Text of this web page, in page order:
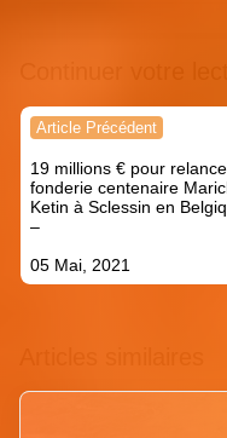
Navigation
l’article
Article Précédent
19 millions € pour
fonderie centenaire
Ketin à Sclessin en
–
05 Mai, 2021